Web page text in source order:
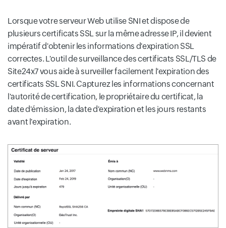
Lorsque votre serveur Web utilise SNI et dispose de
plusieurs certificats SSL sur la même adresse IP, il devient
impératif d'obtenir les informations d'expiration SSL
correctes. L'outil de surveillance des certificats SSL/TLS de
Site24x7 vous aide à surveiller facilement l'expiration des
certificats SSL SNI. Capturez les informations concernant
l'autorité de certification, le propriétaire du certificat, la
date d'émission, la date d'expiration et les jours restants
avant l'expiration.